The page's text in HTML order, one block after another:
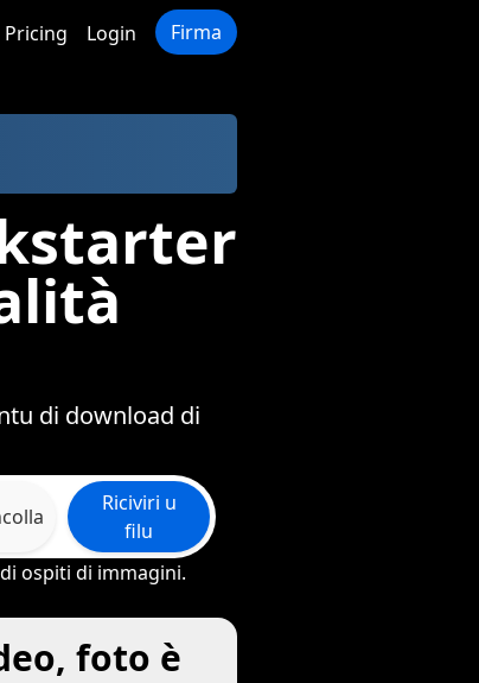
Pricing Login Firma
di download di
Riciviri u
filu
ospiti di immagini.
foto è